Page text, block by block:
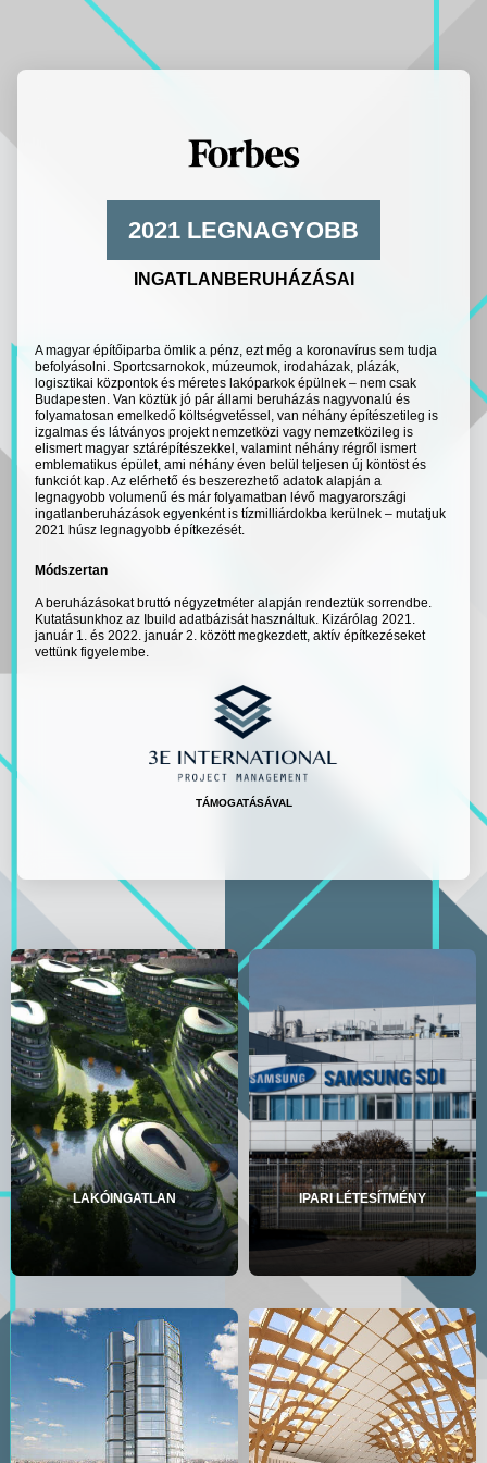
2021 LEGNAGYOBB
INGATLANBERUHÁZÁSAI
A magyar építőiparba ömlik a pénz, ezt még a koronavírus sem tudja
befolyásolni. Sportcsarnokok, múzeumok, irodaházak, plázák,
logisztikai központok és méretes lakóparkok épülnek – nem csak
Budapesten. Van köztük jó pár állami beruházás nagyvonalú és
folyamatosan emelkedő költségvetéssel, van néhány építészetileg is
izgalmas és látványos projekt nemzetközi vagy nemzetközileg is
elismert magyar sztárépítészekkel, valamint néhány régről ismert
emblematikus épület, ami néhány éven belül teljesen új köntöst és
funkciót kap. Az elérhető és beszerezhető adatok alapján a
legnagyobb volumenű és már folyamatban lévő magyarországi
ingatlanberuházások egyenként is tízmilliárdokba kerülnek – mutatjuk
2021 húsz legnagyobb építkezését.
Módszertan
A beruházásokat bruttó négyzetméter alapján rendeztük sorrendbe.
Kutatásunkhoz az Ibuild adatbázisát használtuk. Kizárólag 2021.
január 1. és 2022. január 2. között megkezdett, aktív építkezéseket
vettünk figyelembe.
TÁMOGATÁSÁVAL
LAKÓINGATLAN IPARI LÉTESÍTMÉNY